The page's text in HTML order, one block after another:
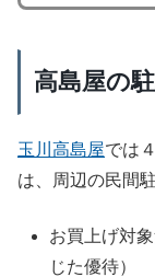
高島屋の
玉川高島屋では
は、周辺の民間
お買上げ対
じた優待）